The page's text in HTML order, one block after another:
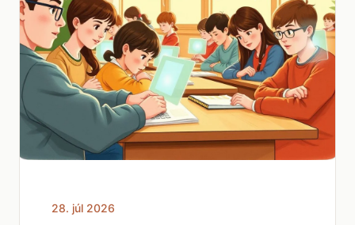
28. júl 2026